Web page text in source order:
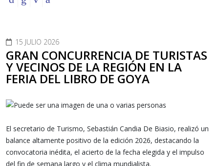
15 JULIO 2026
GRAN CONCURRENCIA DE TURISTAS
Y VECINOS DE LA REGIÓN EN LA
FERIA DEL LIBRO DE GOYA
El secretario de Turismo, Sebastián Candia De Biasio, realizó un
balance altamente positivo de la edición 2026, destacando la
convocatoria inédita, el acierto de la fecha elegida y el impulso
del fin de semana largo y el clima mundialista.